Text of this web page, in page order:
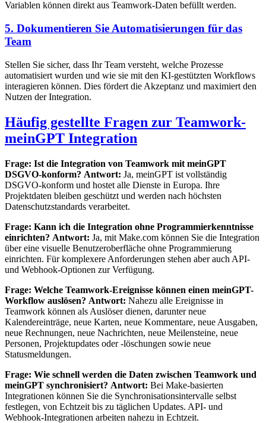
Variablen können direkt aus Teamwork-Daten befüllt werden.
5. Dokumentieren Sie Automatisierungen für das
Team
Stellen Sie sicher, dass Ihr Team versteht, welche Prozesse
automatisiert wurden und wie sie mit den KI-gestützten Workflows
interagieren können. Dies fördert die Akzeptanz und maximiert den
Nutzen der Integration.
Häufig gestellte Fragen zur Teamwork-
meinGPT Integration
Frage: Ist die Integration von Teamwork mit meinGPT
DSGVO-konform? Antwort: Ja, meinGPT ist vollständig
DSGVO-konform und hostet alle Dienste in Europa. Ihre
Projektdaten bleiben geschützt und werden nach höchsten
Datenschutzstandards verarbeitet.
Frage: Kann ich die Integration ohne Programmierkenntnisse
einrichten? Antwort: Ja, mit Make.com können Sie die Integration
über eine visuelle Benutzeroberfläche ohne Programmierung
einrichten. Für komplexere Anforderungen stehen aber auch API-
und Webhook-Optionen zur Verfügung.
Frage: Welche Teamwork-Ereignisse können einen meinGPT-
Workflow auslösen? Antwort: Nahezu alle Ereignisse in
Teamwork können als Auslöser dienen, darunter neue
Kalendereinträge, neue Karten, neue Kommentare, neue Ausgaben,
neue Rechnungen, neue Nachrichten, neue Meilensteine, neue
Personen, Projektupdates oder -löschungen sowie neue
Statusmeldungen.
Frage: Wie schnell werden die Daten zwischen Teamwork und
meinGPT synchronisiert? Antwort: Bei Make-basierten
Integrationen können Sie die Synchronisationsintervalle selbst
festlegen, von Echtzeit bis zu täglichen Updates. API- und
Webhook-Integrationen arbeiten nahezu in Echtzeit.